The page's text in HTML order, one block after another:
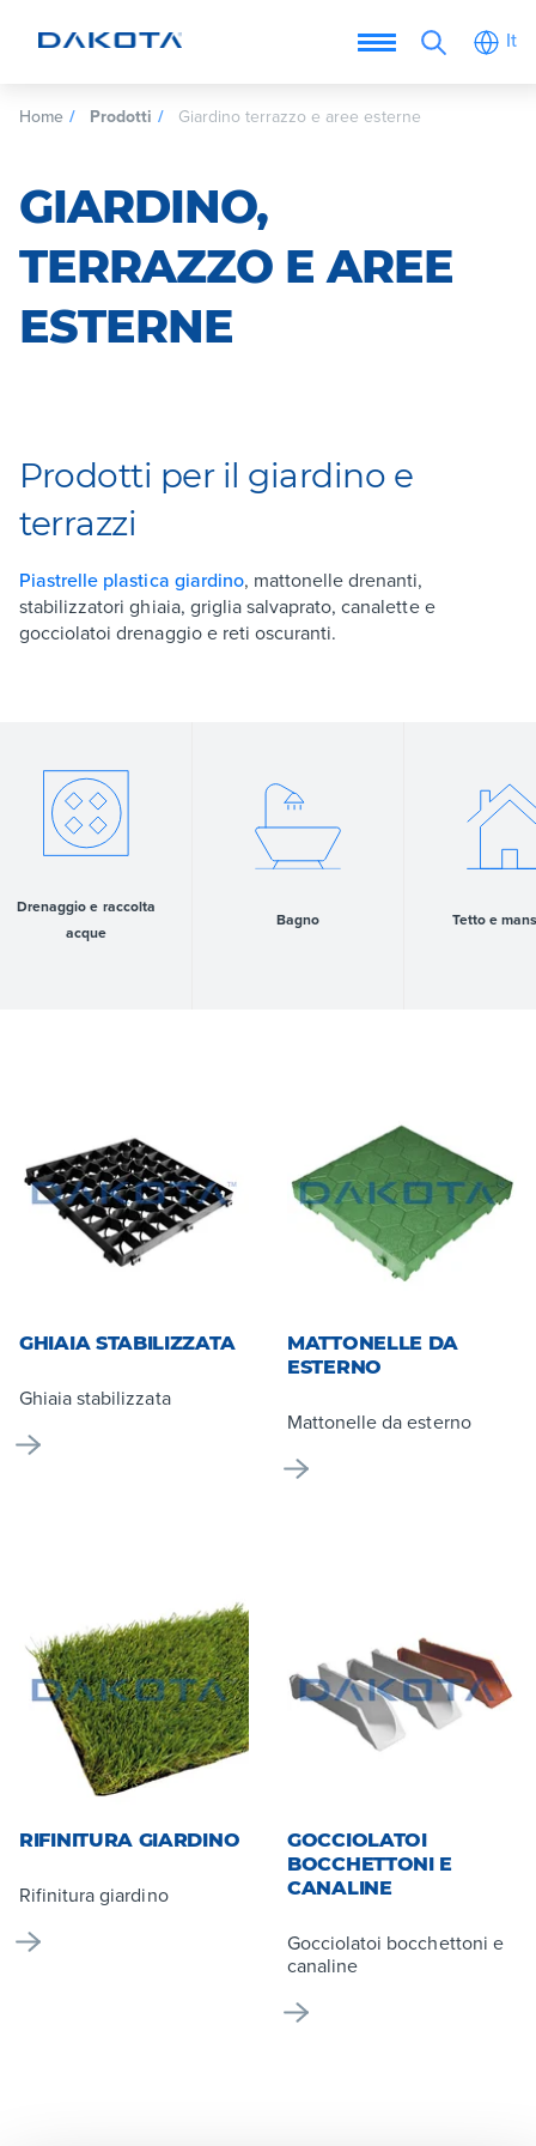
It
Home Prodotti Giardino terrazzo e aree esterne
GIARDINO,
TERRAZZO E AREE
ESTERNE
Prodotti per il giardino e
terrazzi
Piastrelle plastica giardino, mattonelle drenanti,
stabilizzatori ghiaia, griglia salvaprato, canalette e
gocciolatoi drenaggio e reti oscuranti.
Drenaggio e raccolta
acque
Bagno Tetto e
GHIAIA STABILIZZATA
Ghiaia stabilizzata
MATTONELLE DA
ESTERNO
Mattonelle da esterno
RIFINITURA GIARDINO
Rifinitura giardino
GOCCIOLATOI
BOCCHETTONI E
CANALINE
Gocciolatoi bocchettoni e
canaline